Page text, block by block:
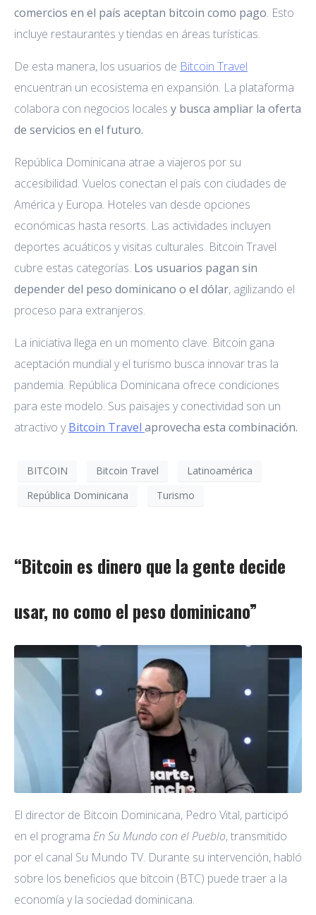
comercios en el país aceptan bitcoin como pago. Esto
incluye restaurantes y tiendas en áreas turísticas.
De esta manera, los usuarios de Bitcoin Travel
encuentran un ecosistema en expansión. La plataforma
colabora con negocios locales y busca ampliar la oferta
de servicios en el futuro.
República Dominicana atrae a viajeros por su
accesibilidad. Vuelos conectan el país con ciudades de
América y Europa. Hoteles van desde opciones
económicas hasta resorts. Las actividades incluyen
deportes acuáticos y visitas culturales. Bitcoin Travel
cubre estas categorías. Los usuarios pagan sin
depender del peso dominicano o el dólar, agilizando el
proceso para extranjeros.
La iniciativa llega en un momento clave. Bitcoin gana
aceptación mundial y el turismo busca innovar tras la
pandemia. República Dominicana ofrece condiciones
para este modelo. Sus paisajes y conectividad son un
atractivo yBitcoin Travel aprovecha esta combinación.
BITCOIN Bitcoin Travel
Latinoamérica
República Dominicana
Turismo
“Bitcoin es dinero que la gente decide
usar, no como el peso dominicano”
El director de Bitcoin Dominicana, Pedro Vital, participó
en el programa En Su Mundo con el Pueblo, transmitido
por el canal Su Mundo TV. Durante su intervención, habló
sobre los beneficios que bitcoin (BTC) puede traer a la
economía y la sociedad dominicana.